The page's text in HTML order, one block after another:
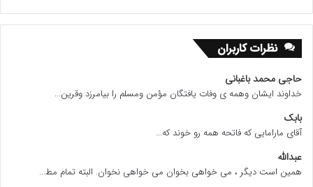
نظرات کاربران
حاجی محمد باغبانی
خداوند ایشان وهمه ی وفات یافتگان مؤمن ومسلم را بیامرزد وقرین...
بابک
آقای مارامایی که فاتحه همه رو خوند که...
عبدالله
همین است دیگر ، می خواهی بخوان می خواهی نخوان. البته تمام مط...